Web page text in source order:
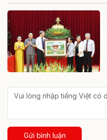
Gửi bình luận